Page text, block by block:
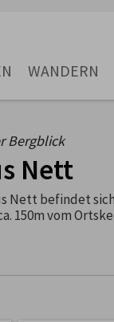
WANDERN
Bergblick
Nett
Nett befindet
150m vom